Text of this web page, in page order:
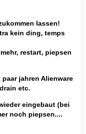
lassen!
kein ding, temps
restart, piepsen
jahren Alienware
etc.
eingebaut (bei
noch piepsen....